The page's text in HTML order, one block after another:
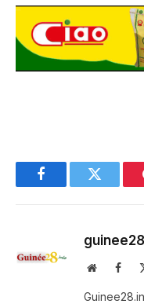
FacebookTwitter
guinee28
Website